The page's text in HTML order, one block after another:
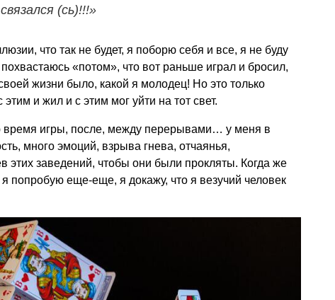
(сь)!!!»
что так не будет, я поборю себя и все, я не буду
похвастаюсь «потом», что вот раньше играл и бросил,
жизни было, какой я молодец! Но это только
и жил и с этим мог уйти на тот свет.
время игры, после, между перерывами… у меня в
много эмоций, взрыва гнева, отчаянья,
этих заведений, чтобы они были прокляты. Когда же
попробую еще-еще, я докажу, что я везучий человек